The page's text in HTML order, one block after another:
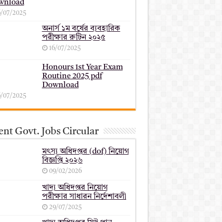
07/2025
অনার্স ১ম বর্ষের ব্যবহারিক
পরীক্ষার ‍রুটিন ২০২৫
16/07/2025
Honours 1st Year Exam
Routine 2025 pdf
Download
07/2025
Govt. Jobs Circular
মৎস্য অধিদপ্তর (dof) নিয়োগ
বিজ্ঞপ্তি ২০২৬
09/02/2026
খাদ্য অধিদপ্তর নিয়োগ
পরীক্ষার সাধারন নির্দেশাবলী
29/07/2025